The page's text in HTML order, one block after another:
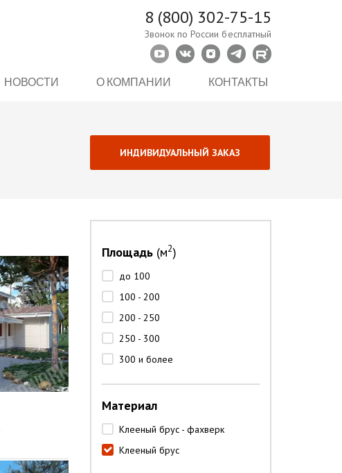
8 (800) 302-75-15
Звонок по России бесплатный
НОВОСТИ О КОМПАНИИ КОНТАКТЫ
ИНДИВИДУАЛЬНЫЙ ЗАКАЗ
Площадь(м2)
до 100
100 - 200
200 - 250
250 - 300
300 и более
Материал
Клееный брус - фахверк
Клееный брус